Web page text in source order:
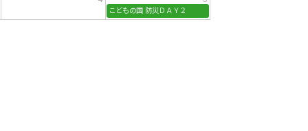
い・ばあ！「ベビーマッサージ教室」こどもの国 防災ＤＡＹ２